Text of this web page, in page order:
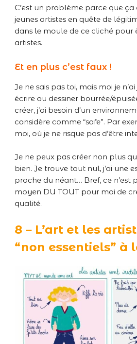
C’est un problème parce que
jeunes artistes en quête de
dans le moule de ce cliché pour
artistes.
Et en plus c’est faux !
Je ne sais pas toi, mais moi je
écrire ou dessiner bourrée/
créer, j’ai besoin d’un
considère comme “safe”. Par
moi, où je ne risque pas d’être
Je ne peux pas créer non plus
bien. Je trouve tout nul, j’ai une
proche du néant… Bref, ce n’est
moyen DU TOUT pour moi de
qualité.
8 – L’art et les
“non essentiels” à